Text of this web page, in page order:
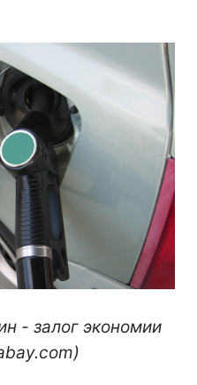
- залог экономии